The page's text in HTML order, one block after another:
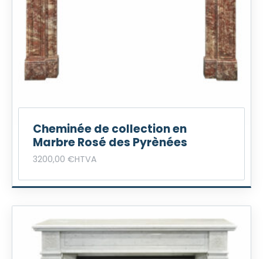
Cheminée de collection en
Marbre Rosé des Pyrènées
3200,00 €HTVA